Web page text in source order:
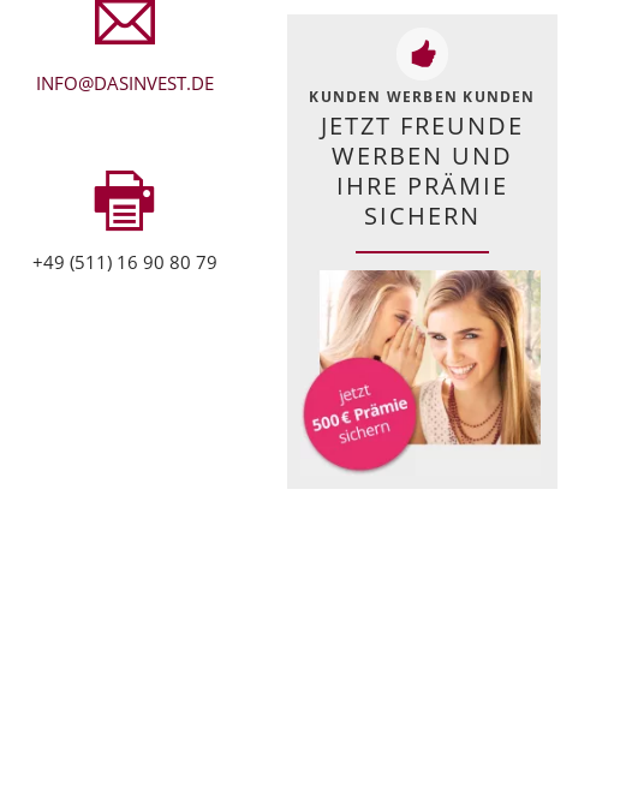
INFO@DASINVEST.DE
+49 (511) 16 90 80 79
KUNDEN WERBEN KUNDEN
JETZT FREUNDE
WERBEN UND
IHRE PRÄMIE
SICHERN